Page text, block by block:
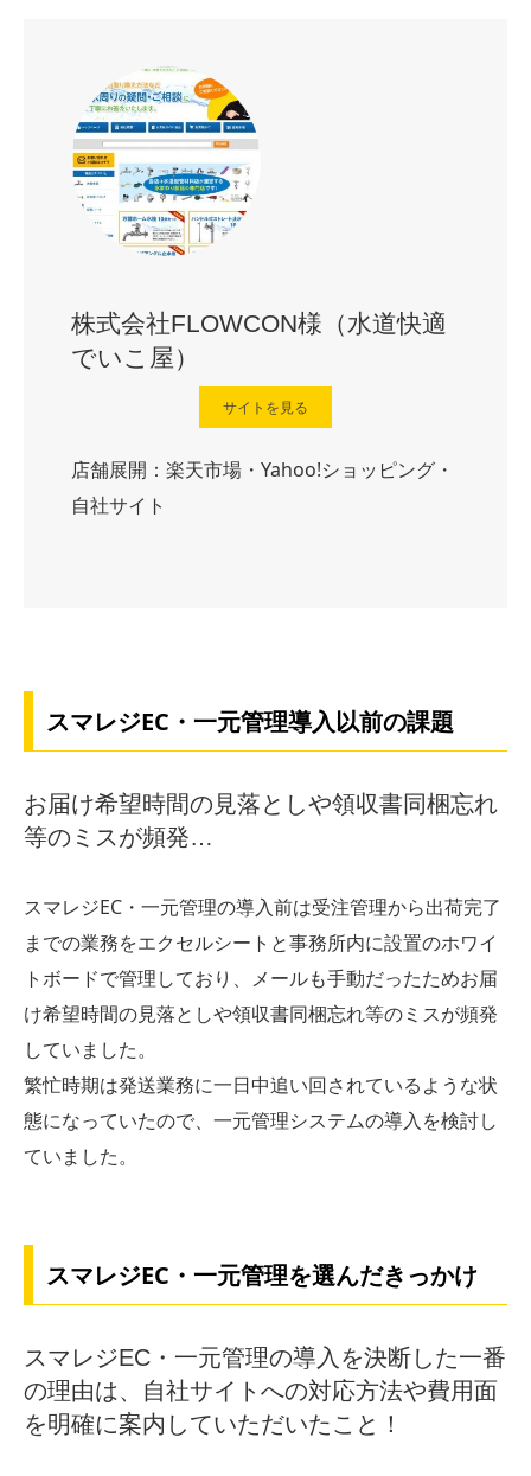
株式会社FLOWCON様（水道快適
でいこ屋）
サイトを見る
店舗展開：楽天市場・Yahoo!ショッピング・
自社サイト
スマレジEC・一元管理導入以前の課題
お届け希望時間の見落としや領収書同梱忘れ
等のミスが頻発…
スマレジEC・一元管理の導入前は受注管理から出荷完了
までの業務をエクセルシートと事務所内に設置のホワイ
トボードで管理しており、メールも手動だったためお届
け希望時間の見落としや領収書同梱忘れ等のミスが頻発
していました。
繁忙時期は発送業務に一日中追い回されているような状
態になっていたので、一元管理システムの導入を検討し
ていました。
スマレジEC・一元管理を選んだきっかけ
スマレジEC・一元管理の導入を決断した一番
の理由は、自社サイトへの対応方法や費用面
を明確に案内していただいたこと！